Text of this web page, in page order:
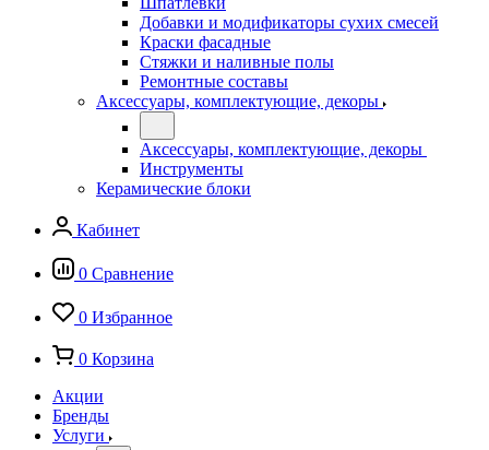
Добавки и модификаторы сухих смесей
Краски фасадные
Стяжки и наливные полы
Ремонтные составы
Аксессуары, комплектующие, декоры
Аксессуары, комплектующие, декоры
Инструменты
Керамические блоки
Кабинет
0 Сравнение
0 Избранное
0 Корзина
Акции
Бренды
Услуги